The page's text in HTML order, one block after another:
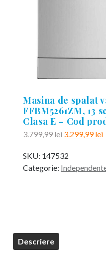
Masina de spalat
FFBM5261ZM, 13
Clasa E – Cod
3.799,99lei Prețul
a
fost:
3.299,99lei
SKU: 147532
Categorie:
Descriere